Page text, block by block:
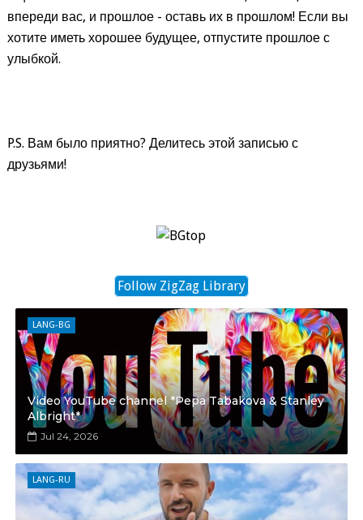
впереди вас, и прошлое - оставь их в прошлом! Если вы
хотите иметь хорошее будущее, отпустите прошлое с
улыбкой.
P.S. Вам было приятно? Делитесь этой записью с
друзьями!
Follow ZigZag Library
LANG-BG
Video YouTube channel *Pepa Tabakova & Stanley
Albright*
Jul 24, 2026
LANG-RU